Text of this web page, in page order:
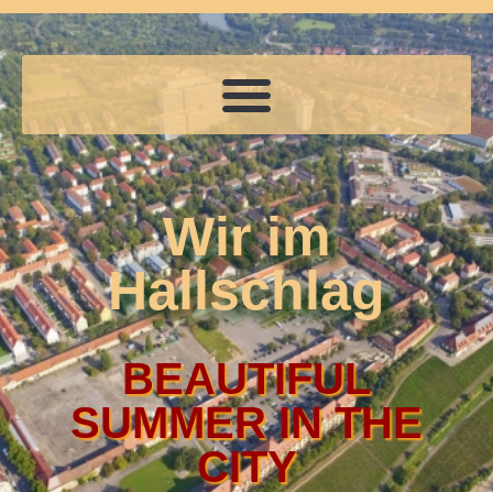
Wir im
Hallschlag
BEAUTIFUL
SUMMER IN THE
CITY